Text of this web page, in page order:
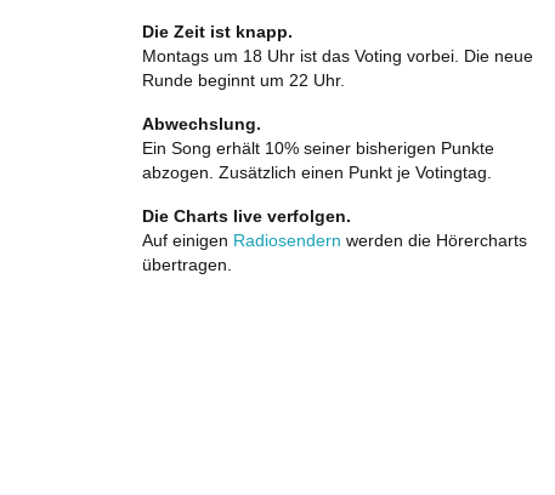
Die Zeit ist knapp.
Montags um 18 Uhr ist das Voting vorbei. Die neue
Runde beginnt um 22 Uhr.
Abwechslung.
Ein Song erhält 10% seiner bisherigen Punkte
abzogen. Zusätzlich einen Punkt je Votingtag.
Die Charts live verfolgen.
Auf einigen Radiosendern werden die Hörercharts
übertragen.